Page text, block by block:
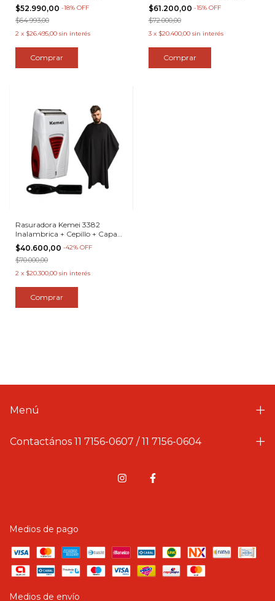
$52.990,00 -18% OFF
$64.993,00
2 x $26.495,00 sin interés
$61.200,00 -15% OFF
$72.000,00
3 x $20.400,00 sin interés
Rasuradora Kemei 3382
Inalambrica + Cepillo + Capa
De Corte
$40.600,00 -42% OFF
$70.000,00
2 x $20.300,00 sin interés
Menú
Contactános 11 7156-0607 / 11 7156-0604
Medios de pago
Medios de envío